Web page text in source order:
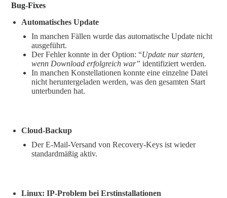
Bug-Fixes
Automatisches Update
In manchen Fällen wurde das automatische Update nicht
ausgeführt.
Der Fehler konnte in der Option: “Update nur starten,
wenn Download erfolgreich war” identifiziert werden.
In manchen Konstellationen konnte eine einzelne Datei
nicht heruntergeladen werden, was den gesamten Start
unterbunden hat.
Cloud-Backup
Der E-Mail-Versand von Recovery-Keys ist wieder
standardmäßig aktiv.
Linux: IP-Problem bei Erstinstallationen